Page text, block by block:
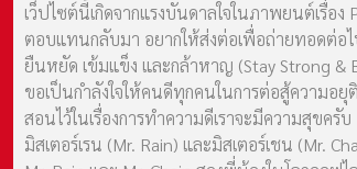
เว็ปไซต์นี้เกิดจากแรงบันดาลใจในภาพยนต์เรื่อ
ตอบแทนกลับมา อยากให้ส่งต่อเพื่อถ่ายทอดต่อ
ยืนหยัด เข้มแข็ง และกล้าหาญ (Stay Strong &
ขอเป็นกำลังใจให้คนดีทุกคนในการต่อสู้ความอ
สอนไว้ในเรื่องการทำความดีเราจะมีความสุขครับ
มิสเตอร์เรน (Mr. Rain) และมิสเตอร์เชน (Mr.